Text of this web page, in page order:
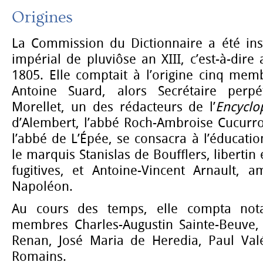
Origines
La Commission du Dictionnaire a été
impérial de pluviôse an XIII, c’est-à-dire
1805. Elle comptait à l’origine cinq
Antoine Suard, alors Secrétaire
Morellet, un des rédacteurs de l’
d’Alembert, l’abbé Roch-Ambroise
l’abbé de L’Épée, se consacra à
le marquis Stanislas de Boufflers, libertin
fugitives, et Antoine-Vincent Arnault,
Napoléon.
Au cours des temps, elle compta
membres Charles-Augustin Sainte-
Renan, José Maria de Heredia, Paul
Romains.